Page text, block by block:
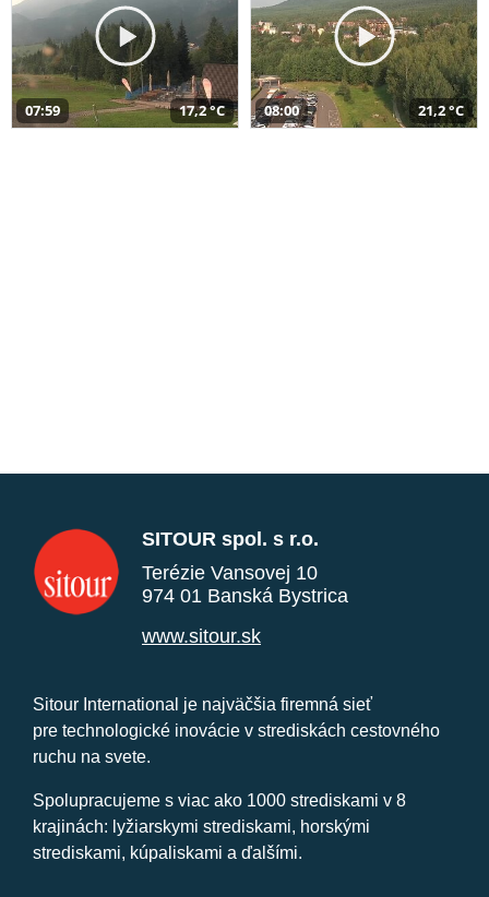
07:59 17,2 °C 08:00 21,2 °C
SITOUR spol. s r.o.
Terézie Vansovej 10
974 01 Banská Bystrica
www.sitour.sk
Sitour International je najväčšia firemná sieť
pre technologické inovácie v strediskách cestovného
ruchu na svete.
Spolupracujeme s viac ako 1000 strediskami v 8
krajinách: lyžiarskymi strediskami, horskými
strediskami, kúpaliskami a ďalšími.